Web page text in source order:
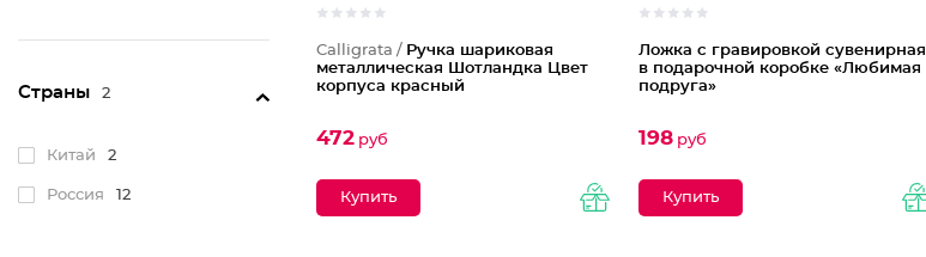
Страны 2
Китай 2
Россия 12
Calligrata / Ручка шариковая
металлическая Шотландка Цвет
корпуса красный
472руб
Ложка с гравировкой сувенирная
в подарочной коробке «Любимая
подруга»
198руб